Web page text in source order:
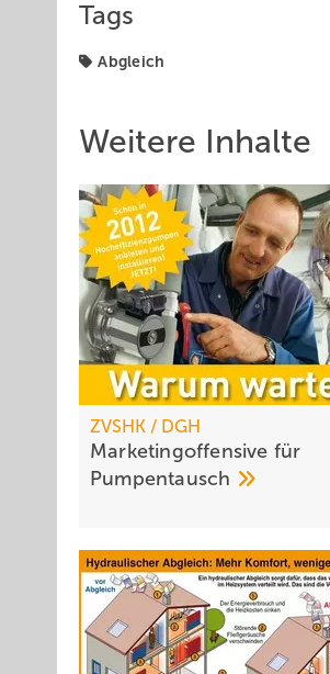
Tags
Abgleich
Weitere Inhalte
ZVSHK / DGH
Marketingoffensive für
Pumpentausch